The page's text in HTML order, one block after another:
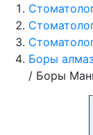
Боры
/ Боры